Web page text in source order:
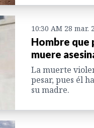
10:30 AM 28 mar.
Hombre que
muere
La muerte
pesar, pues él
su madre.